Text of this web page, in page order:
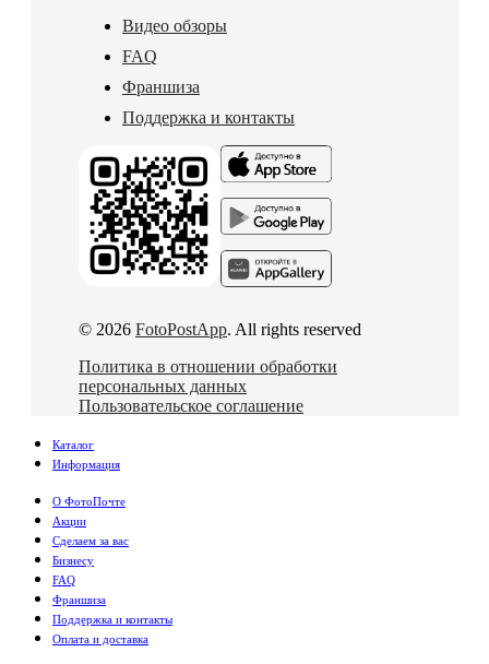
Видео обзоры
FAQ
Франшиза
Поддержка и контакты
© 2026 FotoPostApp. All rights reserved
Политика в отношении обработки
персональных данных
Пользовательское соглашение
Каталог
Информация
О ФотоПочте
Акции
Сделаем за вас
Бизнесу
FAQ
Франшиза
Поддержка и контакты
Оплата и доставка